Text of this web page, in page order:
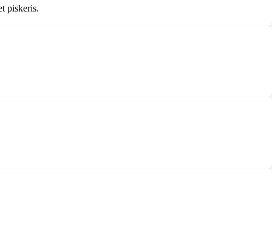
piskeris.